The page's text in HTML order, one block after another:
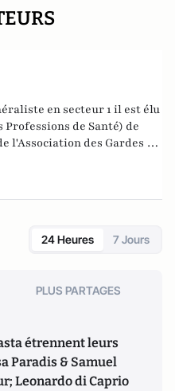
en secteur 1 il est élu
Professions de Santé) de
l'Association des Gardes et
24 Heures 7 Jours
PLUS PARTAGES
étrennent leurs
Paradis & Samuel
Leonardo di Caprio